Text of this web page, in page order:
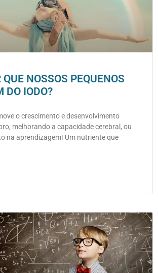
QUE NOSSOS PEQUENOS
DO IODO?
o crescimento e desenvolvimento
melhorando a capacidade cerebral, ou
na aprendizagem! Um nutriente que